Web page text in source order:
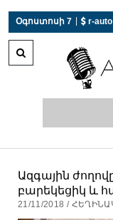
Օգոստոսի 7  r-auto
Ազգային
բարեկեցիկ և
21/11/2018 /